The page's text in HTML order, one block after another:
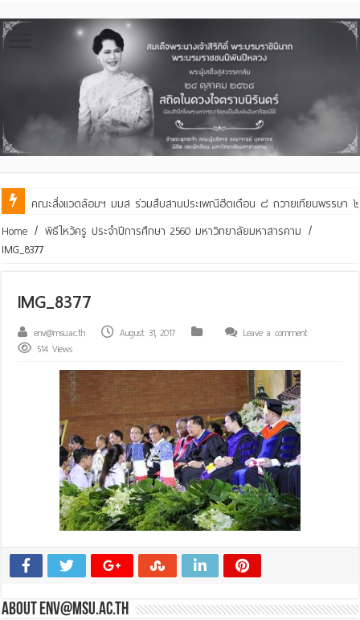
คณะสิ่งแวดล้อมฯ มมส ร่วมสืบสานประเพณีฮีตเดือน ๘ ถวายเทียนพรรษา ๒
Home / พิธีไหว้ครู ประจำปีการศึกษา 2560 มหาวิทยาลัยมหาสารคาม /
IMG_8377
IMG_8377
env@msu.ac.th August 31, 2017
Leave a comment
514 Views
About env@msu.ac.th